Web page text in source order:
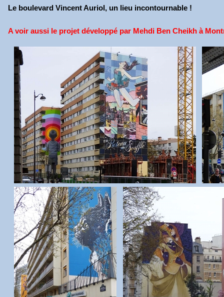
Le boulevard Vincent Auriol, un lieu incontournable !
A voir aussi le projet développé par Mehdi Ben Cheikh à